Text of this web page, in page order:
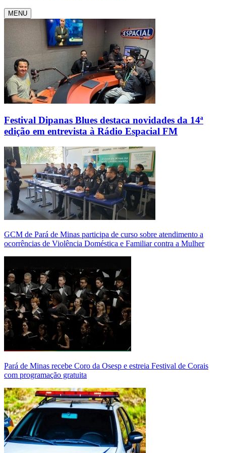
MENU
Festival Dipanas Blues destaca novidades da 14ª
edição em entrevista à Rádio Espacial FM
GCM de Pará de Minas participa de curso sobre atendimento a
ocorrências de Violência Doméstica e Familiar contra a Mulher
Pará de Minas recebe Coro da Osesp e estreia Festival de Corais
com programação gratuita